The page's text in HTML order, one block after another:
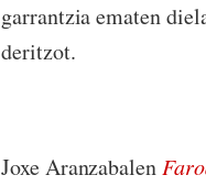
garrantzia ematen
deritzot.
Joxe Aranzabalen